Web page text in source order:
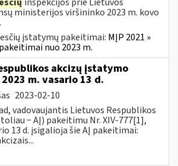
ministerijos viršininko 2023 m. kovo
įstatymų pakeitimai: MĮP 2021 »
nuo 2023 m.
akcizų įstatymo
m. vasario 13 d.
2023-02-10
vadovaujantis Lietuvos Respublikos
− AĮ) pakeitimu Nr. XIV-777[1],
13 d. įsigalioja šie AĮ pakeitimai: